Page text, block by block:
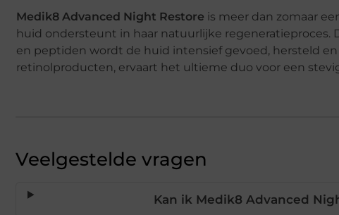
Medik8 Advanced Night Restore is meer dan zomaar
huid ondersteunt in haar natuurlijke regeneratieproces.
en peptiden wordt de huid intensief gevoed, hersteld
retinolproducten, ervaart het ultieme duo voor een
Veelgestelde vragen
Kan ik Medik8 Advanced